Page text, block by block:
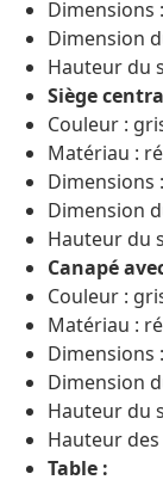
Dimensions
Dimension
Hauteur du
Siège
Couleur :
Matériau :
Dimensions
Dimension
Hauteur du
Canapé
Couleur :
Matériau :
Dimensions
Dimension
Hauteur du
Hauteur
Table :